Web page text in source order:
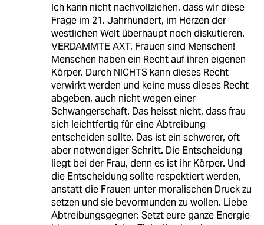
Ich kann nicht nachvollziehen, dass wir diese
Frage im 21. Jahrhundert, im Herzen der
westlichen Welt überhaupt noch diskutieren.
VERDAMMTE AXT, Frauen sind Menschen!
Menschen haben ein Recht auf ihren eigenen
Körper. Durch NICHTS kann dieses Recht
verwirkt werden und keine muss dieses Recht
abgeben, auch nicht wegen einer
Schwangerschaft. Das heisst nicht, dass frau
sich leichtfertig für eine Abtreibung
entscheiden sollte. Das ist ein schwerer, oft
aber notwendiger Schritt. Die Entscheidung
liegt bei der Frau, denn es ist ihr Körper. Und
die Entscheidung sollte respektiert werden,
anstatt die Frauen unter moralischen Druck zu
setzen und sie bevormunden zu wollen. Liebe
Abtreibungsgegner: Setzt eure ganze Energie